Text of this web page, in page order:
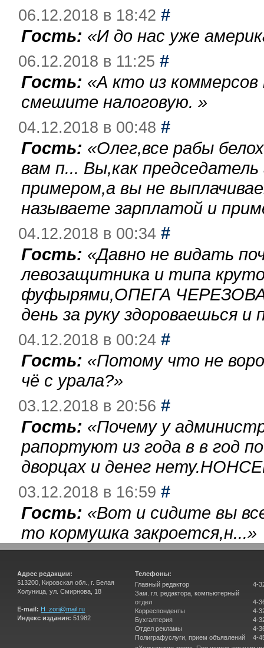
06.12.2018 в 18:42 #
Гость: «И до нас уже
06.12.2018 в 11:25 #
Гость: «А кто из
смешите налоговую. »
04.12.2018 в 00:48 #
Гость: «Олег,все рабы
вам п... Вы,как
примером,а вы не
называете зарплатой и
04.12.2018 в 00:34 #
Гость: «Давно не видать
левозащитника и типа
фуфырями,ОПЕГА
день за руку здороваешься
04.12.2018 в 00:24 #
Гость: «Потому что не
чё с урала?»
03.12.2018 в 20:56 #
Гость: «Почему у
рапортуют из года в в год
дворцах и денег
03.12.2018 в 16:59 #
Гость: «Вот и сидите вы
то кормушка закроется,н...»
Адрес редакции:
613200, Кировская обл., г. Белая
Холуница, ул. Смирнова, 18
E-mail: H_zori@mail.ru
Индекс издания: 51982
Телефоны:
Главный редактор
Зам. гл. редактора, компьютерный
отдел
Корреспонденты
Бухгалтерия
Отдел рекламы
Полиграфуслуги, прием объявлений
4-
4-
4-
4-
4-
4-